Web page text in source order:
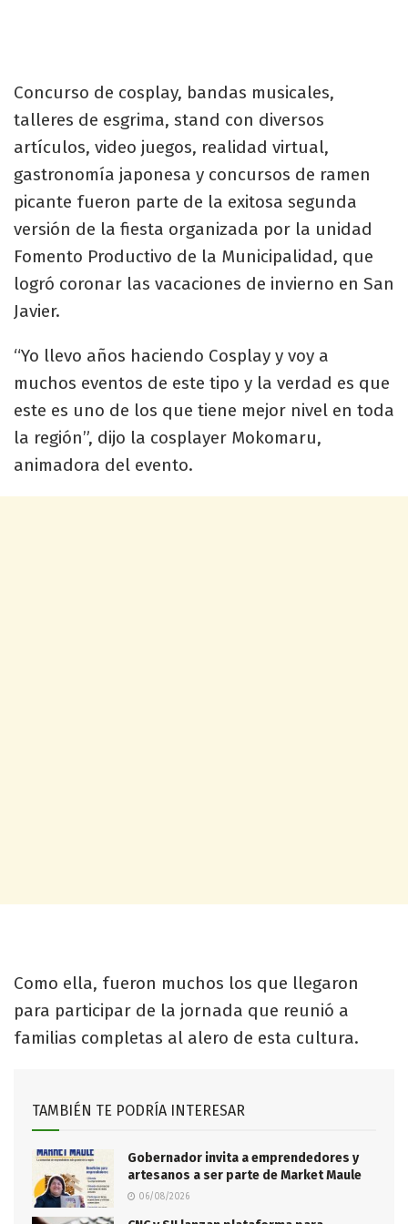
Concurso de cosplay, bandas musicales,
talleres de esgrima, stand con diversos
artículos, video juegos, realidad virtual,
gastronomía japonesa y concursos de ramen
picante fueron parte de la exitosa segunda
versión de la fiesta organizada por la unidad
Fomento Productivo de la Municipalidad, que
logró coronar las vacaciones de invierno en San
Javier.
“Yo llevo años haciendo Cosplay y voy a
muchos eventos de este tipo y la verdad es que
este es uno de los que tiene mejor nivel en toda
la región”, dijo la cosplayer Mokomaru,
animadora del evento.
Como ella, fueron muchos los que llegaron
para participar de la jornada que reunió a
familias completas al alero de esta cultura.
TAMBIÉN TE PODRÍA INTERESAR
Gobernador invita a emprendedores y
artesanos a ser parte de Market Maule
06/08/2026